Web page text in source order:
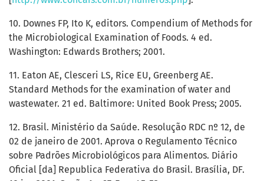
10. Downes FP, Ito K, editors. Compendium of Methods for
the Microbiological Examination of Foods. 4 ed.
Washington: Edwards Brothers; 2001.
11. Eaton AE, Clesceri LS, Rice EU, Greenberg AE.
Standard Methods for the examination of water and
wastewater. 21 ed. Baltimore: United Book Press; 2005.
12. Brasil. Ministério da Saúde. Resolução RDC nº 12, de
02 de janeiro de 2001. Aprova o Regulamento Técnico
sobre Padrões Microbiológicos para Alimentos. Diário
Oficial [da] Republica Federativa do Brasil. Brasília, DF.